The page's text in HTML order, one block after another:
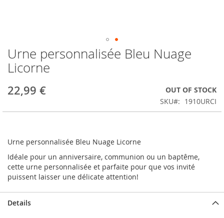
Skip
to
the
of
images
Urne personnalisée Bleu Nuage
Licorne
22,99 €
OUT OF STOCK
SKU
1910URCI
Urne personnalisée Bleu Nuage Licorne
Idéale pour un anniversaire, communion ou un baptême,
cette urne personnalisée et parfaite pour que vos invité
puissent laisser une délicate attention!
Details